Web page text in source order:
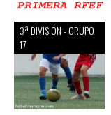
3ª DIVISIÓN - GRUPO
17